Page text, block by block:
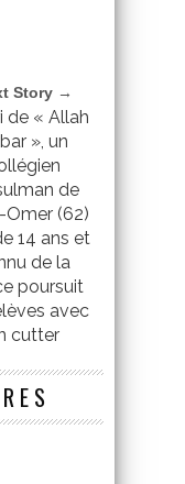
Story →
de « Allah
», un
de
Omer (62)
14 ans et
de la
poursuit
avec
cutter